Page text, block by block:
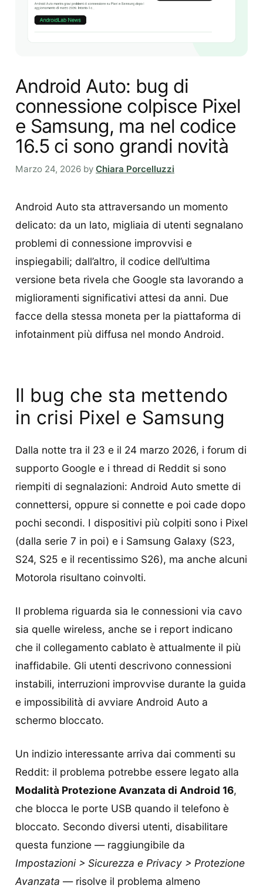
Android Auto: bug di
connessione colpisce Pixel
e Samsung, ma nel codice
16.5 ci sono grandi novità
Marzo 24, 2026 by Chiara Porcelluzzi
Android Auto sta attraversando un momento
delicato: da un lato, migliaia di utenti segnalano
problemi di connessione improvvisi e
inspiegabili; dall’altro, il codice dell’ultima
versione beta rivela che Google sta lavorando a
miglioramenti significativi attesi da anni. Due
facce della stessa moneta per la piattaforma di
infotainment più diffusa nel mondo Android.
Il bug che sta mettendo
in crisi Pixel e Samsung
Dalla notte tra il 23 e il 24 marzo 2026, i forum di
supporto Google e i thread di Reddit si sono
riempiti di segnalazioni: Android Auto smette di
connettersi, oppure si connette e poi cade dopo
pochi secondi. I dispositivi più colpiti sono i Pixel
(dalla serie 7 in poi) e i Samsung Galaxy (S23,
S24, S25 e il recentissimo S26), ma anche alcuni
Motorola risultano coinvolti.
Il problema riguarda sia le connessioni via cavo
sia quelle wireless, anche se i report indicano
che il collegamento cablato è attualmente il più
inaffidabile. Gli utenti descrivono connessioni
instabili, interruzioni improvvise durante la guida
e impossibilità di avviare Android Auto a
schermo bloccato.
Un indizio interessante arriva dai commenti su
Reddit: il problema potrebbe essere legato alla
Modalità Protezione Avanzata di Android 16,
che blocca le porte USB quando il telefono è
bloccato. Secondo diversi utenti, disabilitare
questa funzione — raggiungibile da
Impostazioni > Sicurezza e Privacy > Protezione
Avanzata — risolve il problema almeno